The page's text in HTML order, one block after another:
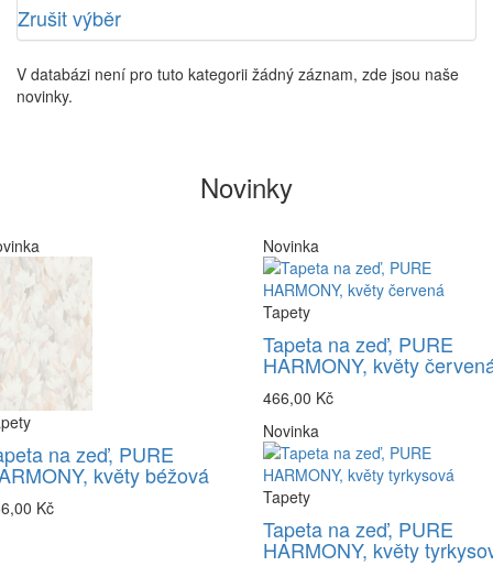
Zrušit výběr
V databázi není pro tuto kategorii žádný záznam, zde jsou naše
novinky.
Novinky
na zeď, PURE
květy béžová
Kč
Novinka
Tapety
Tapeta na zeď, PURE
HARMONY, květy
466,00 Kč
Novinka
Tapety
Tapeta na zeď, PURE
HARMONY, květy